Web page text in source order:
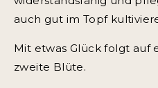
auch gut im Topf
Mit etwas Glück folgt auf
zweite Blüte.